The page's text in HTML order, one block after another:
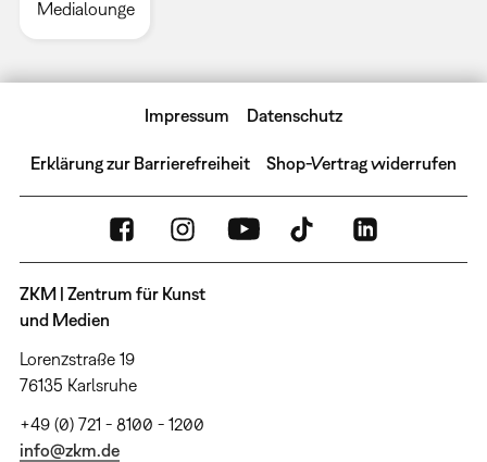
Medialounge
Impressum Datenschutz
Erklärung zur Barrierefreiheit Shop-Vertrag widerrufen
ZKM | Zentrum für Kunst
und Medien
Lorenzstraße 19
76135 Karlsruhe
+49 (0) 721 - 8100 - 1200
info@zkm.de